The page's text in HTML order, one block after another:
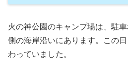
火の神公園のキャンプ場は、駐
側の海岸沿いにあります。この
わっていました。